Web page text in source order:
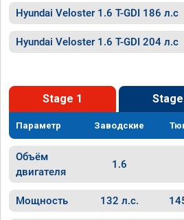
Hyundai Veloster 1.6 T-GDI 186 л.с
Hyundai Veloster 1.6 T-GDI 204 л.с
Stage 1
Параметр Заводские
Объём
двигателя
1.6
Мощность 132 л.с.